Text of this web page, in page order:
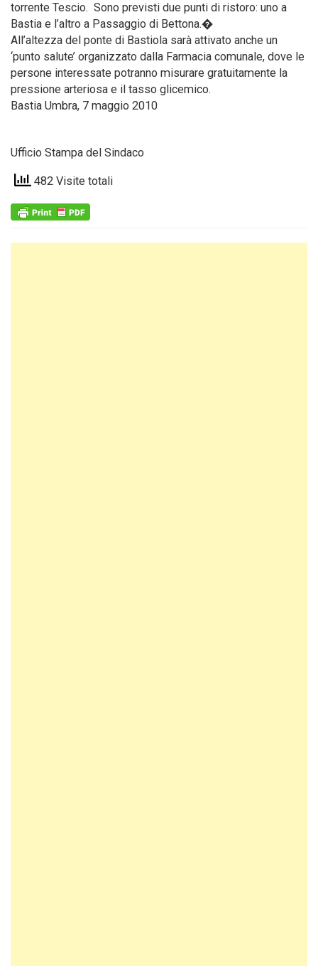
torrente Tescio. Sono previsti due punti di ristoro: uno a
Bastia e l’altro a Passaggio di Bettona.�
All’altezza del ponte di Bastiola sarà attivato anche un
‘punto salute’ organizzato dalla Farmacia comunale, dove le
persone interessate potranno misurare gratuitamente la
pressione arteriosa e il tasso glicemico.
Bastia Umbra, 7 maggio 2010
Ufficio Stampa del Sindaco
482 Visite totali